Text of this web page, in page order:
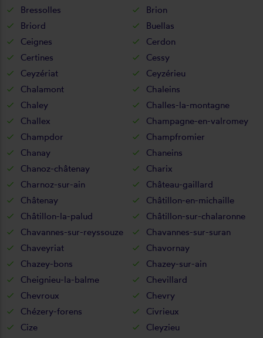
Bressolles
Brion
Briord
Buellas
Ceignes
Cerdon
Certines
Cessy
Ceyzériat
Ceyzérieu
Chalamont
Chaleins
Chaley
Challes-la-montagne
Challex
Champagne-en-valromey
Champdor
Champfromier
Chanay
Chaneins
Chanoz-châtenay
Charix
Charnoz-sur-ain
Château-gaillard
Châtenay
Châtillon-en-michaille
Châtillon-la-palud
Châtillon-sur-chalaronne
Chavannes-sur-reyssouze
Chavannes-sur-suran
Chaveyriat
Chavornay
Chazey-bons
Chazey-sur-ain
Cheignieu-la-balme
Chevillard
Chevroux
Chevry
Chézery-forens
Civrieux
Cize
Cleyzieu